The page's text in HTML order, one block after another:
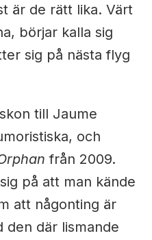
är de rätt lika. Värt
börjar kalla sig
sig på nästa flyg
till Jaume
och
från 2009.
på att man kände
att någonting är
den där lismande